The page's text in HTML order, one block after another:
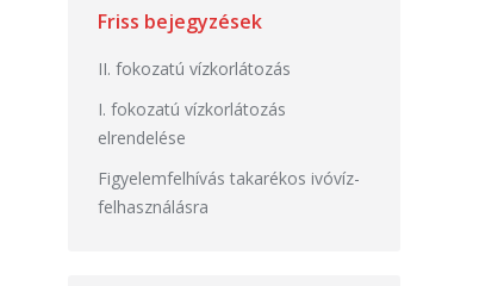
Friss bejegyzések
II. fokozatú vízkorlátozás
I. fokozatú vízkorlátozás
elrendelése
Figyelemfelhívás takarékos ivóvíz-
felhasználásra